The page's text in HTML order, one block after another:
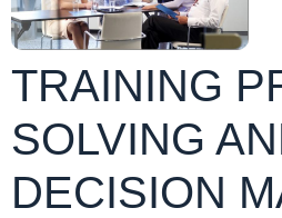
TRAINING
SOLVING
DECISION